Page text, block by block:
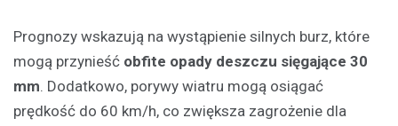
Prognozy wskazują na wystąpienie silnych burz, które
mogą przynieść obfite opady deszczu sięgające 30
mm. Dodatkowo, porywy wiatru mogą osiągać
prędkość do 60 km/h, co zwiększa zagrożenie dla